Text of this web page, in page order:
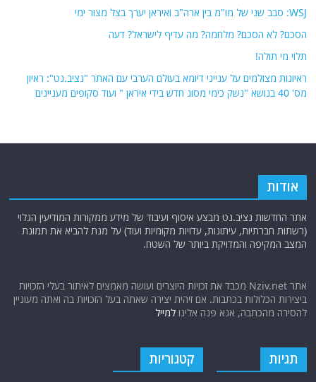
WSJ: סבב שני של מו"מ בין ארה"ב ואיראן יערך בצל מצור ימי
הסכם? לא הסכם? מלחמה? מה עדיף לישראל? דעה
תלוי מי תולה!
ראיונות מצולמים על ענייני דיומא בעולם הערבי עם האתר "נציב.נט": ראיון
מס' 40 בנושא "נשק כימי מסוג חדש בידי איראן " ועוד סקופים מעניינים
אודות
אתר החדשות נציב.נט מבצע איסוף ועיבוד של מידע ממקורות המודיעין הגלוי
(רשתות חברתיות, עיתונות, עדויות מקומיות ועוד) על מנת להביא את תמונת
המצב המקיפה והמדויקת ביותר של השטח.
אתר Nziv.net מכבד את זכויות היוצרים ועושה מאמצים לאיתור בעלי הזכויות
ביצירות הכלולות בכתבות. אם זיהית יצירה שאתה בעל הזכויות בה ואתה מעוניין
להסירה מהכתבה, אנא פנה אלינולמייל
תגיות קטגוריות